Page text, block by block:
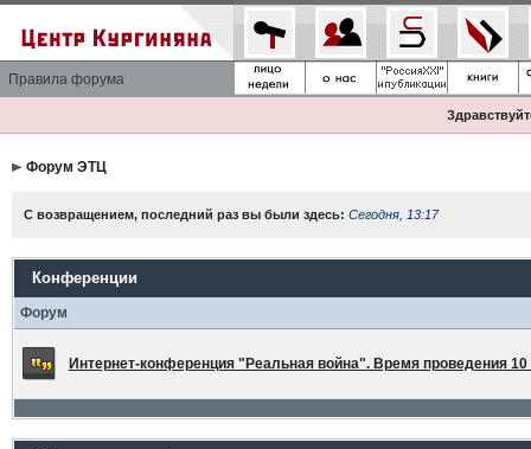
Правила форума
Форум ЭТЦ
С возвращением, последний раз вы были здесь: Сегодня, 13:17
Конференции
Форум
Интернет-конференция "Реальная война". Время проведения 10